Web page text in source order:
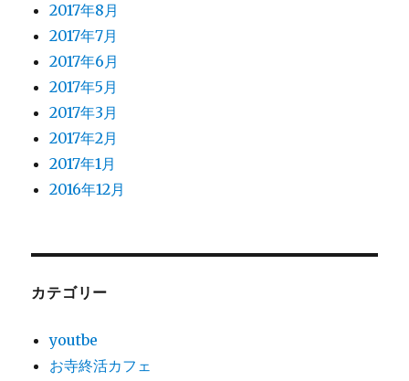
2017年8月
2017年7月
2017年6月
2017年5月
2017年3月
2017年2月
2017年1月
2016年12月
カテゴリー
youtbe
お寺終活カフェ